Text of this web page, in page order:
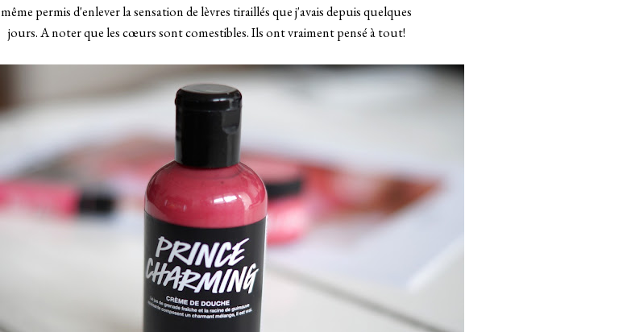
même permis d'enlever la sensation de lèvres tiraillés que j'avais depuis quelques
jours. A noter que les cœurs sont comestibles. Ils ont vraiment pensé à tout!